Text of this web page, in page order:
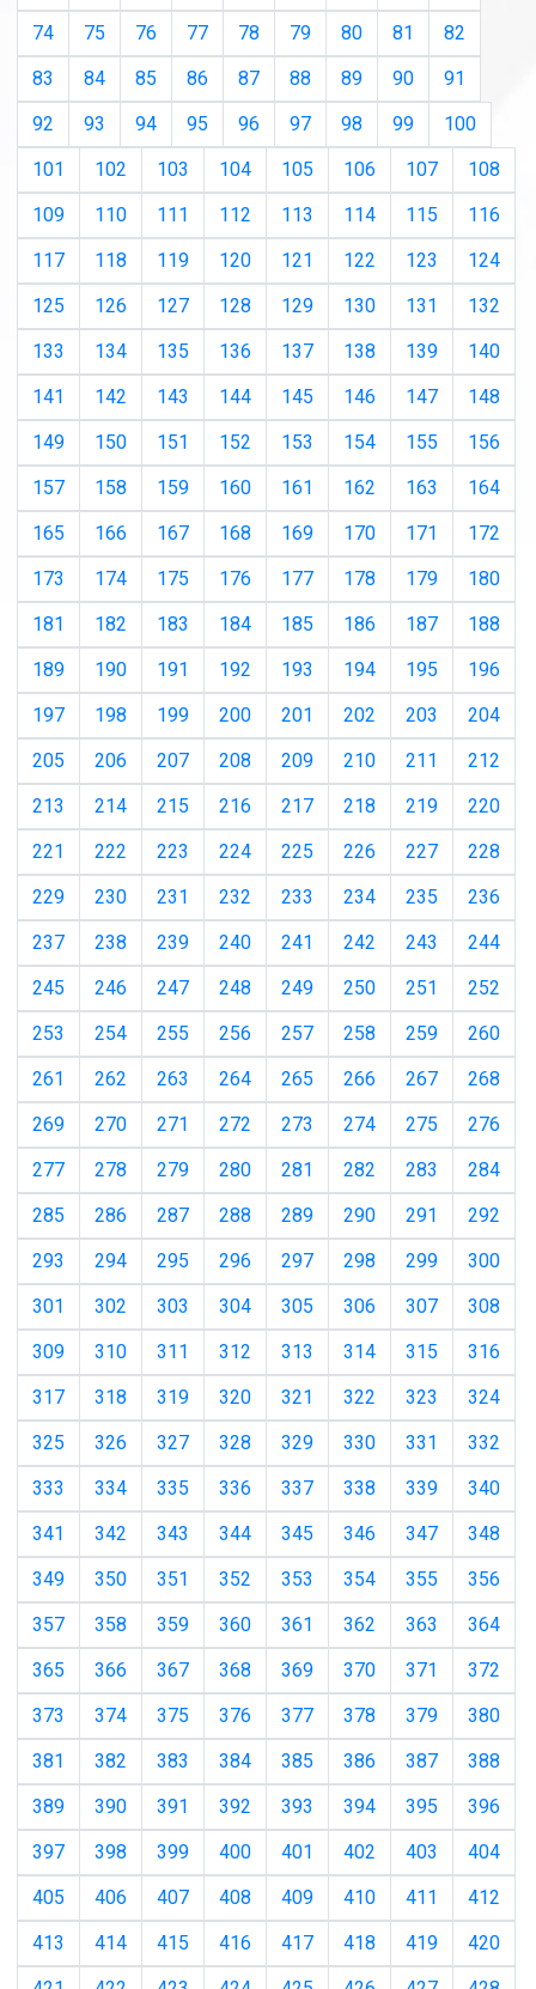
74
75 76 77 78 79 80 81
82
83
84 85 86 87 88 89 90
91
92
93 94 95 96 97 98 99
100
101
102 103 104 105 106 107
108
109
110 111 112 113 114 115
116
117
118 119 120 121 122 123
124
125
126 127 128 129 130 131
132
133
134 135 136 137 138 139
140
141
142 143 144 145 146 147
148
149
150 151 152 153 154 155
156
157
158 159 160 161 162 163
164
165
166 167 168 169 170 171
172
173
174 175 176 177 178 179
180
181
182 183 184 185 186 187
188
189
190 191 192 193 194 195
196
197
198 199 200 201 202 203
204
205
206 207 208 209 210 211
212
213
214 215 216 217 218 219
220
221
222 223 224 225 226 227
228
229
230 231 232 233 234 235
236
237
238 239 240 241 242 243
244
245
246 247 248 249 250 251
252
253
254 255 256 257 258 259
260
261
262 263 264 265 266 267
268
269
270 271 272 273 274 275
276
277
278 279 280 281 282 283
284
285
286 287 288 289 290 291
292
293
294 295 296 297 298 299
300
301
302 303 304 305 306 307
308
309
310 311 312 313 314 315
316
317
318 319 320 321 322 323
324
325
326 327 328 329 330 331
332
333
334 335 336 337 338 339
340
341
342 343 344 345 346 347
348
349
350 351 352 353 354 355
356
357
358 359 360 361 362 363
364
365
366 367 368 369 370 371
372
373
374 375 376 377 378 379
380
381
382 383 384 385 386 387
388
389
390 391 392 393 394 395
396
397
398 399 400 401 402 403
404
405
406 407 408 409 410 411
412
413
414 415 416 417 418 419
420